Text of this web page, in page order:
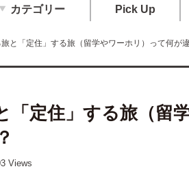
カテゴリー Pick Up
と「定住」する旅（留学やワーホリ）って何が
「定住」する旅（留
Views